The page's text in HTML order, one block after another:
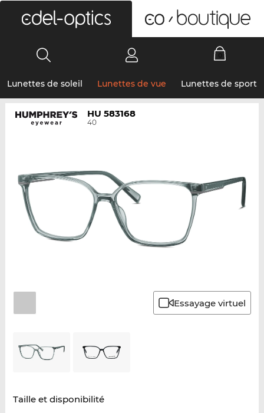
Lunettes de soleil Lunettes de vue Lunettes de sport
HU 583168
40
Essayage virtuel
Taille et disponibilité